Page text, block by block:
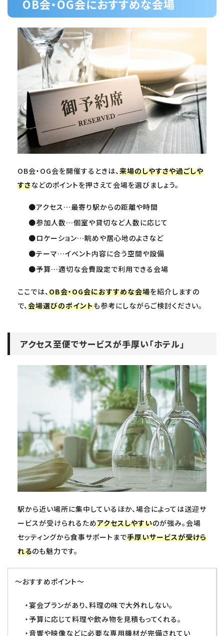
OB会・OG会におすすめな会場
OB会・OG会を開催するときは、来場のしやすさや過ごしや
すさなどのポイントを押さえて会場を選びましょう。
●アクセス…最寄り駅からの距離や時間
●参加人数…個室や貸切など人数に応じて
●ロケーション…眺めや居心地のよさなど
●テーマ…イベント内容に合う空間や設備
●予算…適切な会費設定で利用できる会場
ここでは、OB会・OG会におすすめな会場を紹介しますの
で、会場選びのポイントも参考にしながらご検討ください。
アクセス至便でサービスが手厚い「ホテル」
駅から近い場所に集中しているほか、場合によっては送迎サ
ービスが受けられるためアクセスしやすいのが強み。会場
セッティングから食事サポートまで手厚いサービスが受けら
れるのも魅力です。
～おすすめポイント～
・宴会プランがあり、料理の味で大外れしない。
・予算に応じて料理や飲み物を見積もってくれる。
・音響や映像などに必要な専用機材が完備されてい